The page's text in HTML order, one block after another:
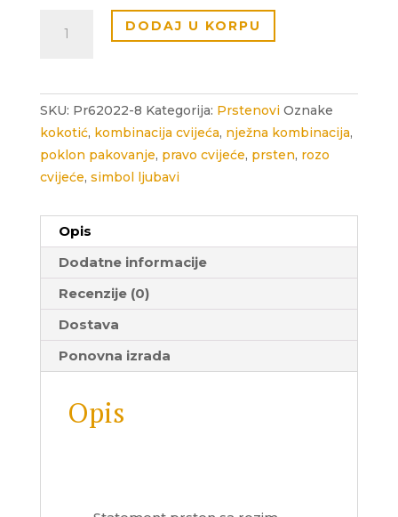
količina
DODAJ U KORPU
SKU: Pr62022-8 Kategorija: Prstenovi Oznake
kokotić, kombinacija cvijeća, nježna kombinacija,
poklon pakovanje, pravo cvijeće, prsten, rozo
cvijeće, simbol ljubavi
Opis
Dodatne informacije
Recenzije (0)
Dostava
Ponovna izrada
Opis